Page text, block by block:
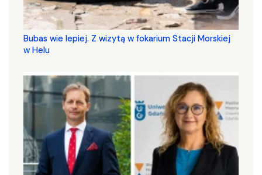
Bubas wie lepiej. Z wizytą w fokarium Stacji Morskiej
w Helu